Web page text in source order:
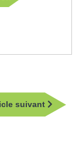
suivant
Article